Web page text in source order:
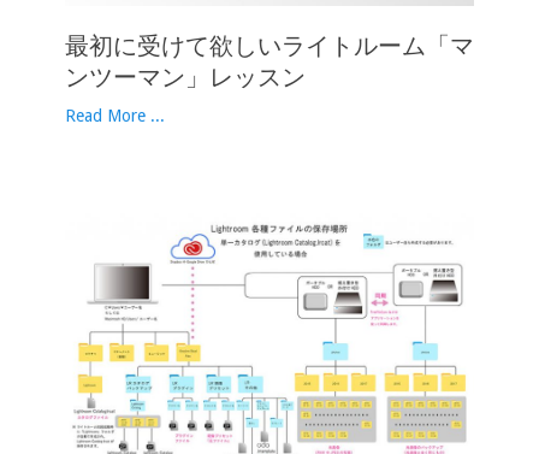
最初に受けて欲しいライトルーム「マ
ンツーマン」レッスン
Read More ...